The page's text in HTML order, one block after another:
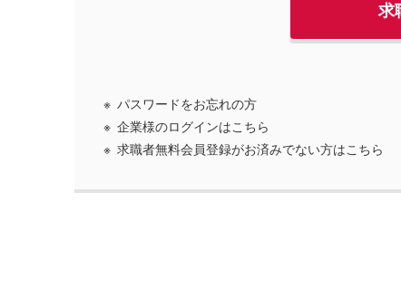
パスワードをお忘れの方
企業様のログインはこちら
求職者無料会員登録がお済みでない方はこちら